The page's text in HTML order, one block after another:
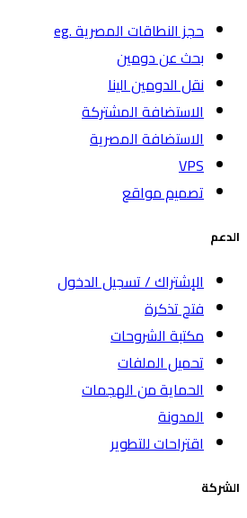
حجز النطاقات المصرية .eg
بحث عن دومين
نقل الدومين الينا
الاستضافة المشتركة
الاستضافة المصرية
VPS
تصميم مواقع
الدعم
الإشتراك / تسجيل الدخول
فتح تذكرة
مكتبة الشروحات
تحميل الملفات
الحماية من الهجمات
المدونة
اقتراحات للتطوير
الشركة